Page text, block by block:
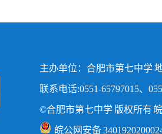
主办单位：合肥市第七中学
联系电话:0551-65797015、
©合肥市第七中学 版权所有
皖公网安备